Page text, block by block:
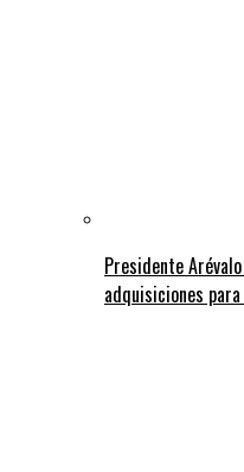
Presidente
adquisiciones